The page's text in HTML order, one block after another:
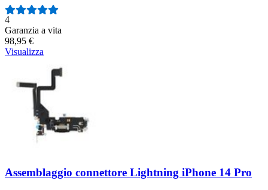
Numero di recensioni:
4
Garanzia a vita
98,95 €
Visualizza
Assemblaggio connettore Lightning iPhone 14 Pro